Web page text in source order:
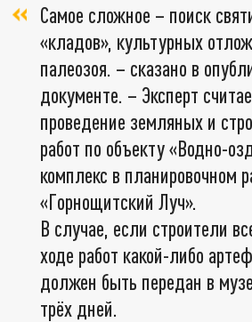
Самое сложное – поиск
«кладов», культурных
палеозоя. – сказано в
документе. – Эксперт
проведение земляных и
работ по объекту «Водно-
комплекс в планировочном
«Горнощитский Луч».
В случае, если строители
ходе работ какой-либо
должен быть передан в
трёх дней.